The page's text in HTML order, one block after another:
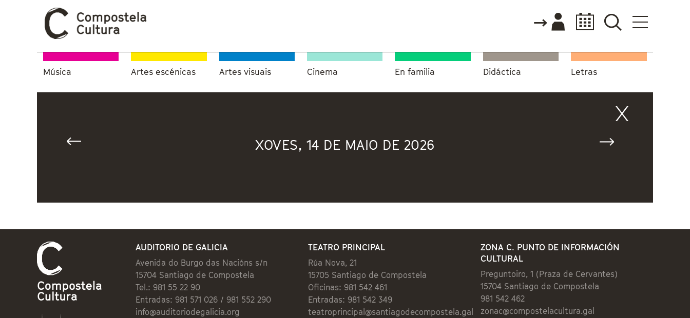
Música Artes escénicas Artes visuais Cinema En familia Didáctica Letras
XOVES, 14 DE MAIO DE 2026
AUDITORIO DE GALICIA
Avenida do Burgo das Nacións s/n
15704 Santiago de Compostela
Tel.: 981 55 22 90
Entradas: 981 571 026 / 981 552 290
info@auditoriodegalicia.org
TEATRO PRINCIPAL
Rúa Nova, 21
15705 Santiago de Compostela
Oficinas: 981 542 461
Entradas: 981 542 349
teatroprincipal@santiagodecompostela.gal
ZONA C. PUNTO DE INFORMACIÓN
CULTURAL
Preguntoiro, 1 (Praza de Cervantes)
15704 Santiago de Compostela
981 542 462
zonac@compostelacultura.gal